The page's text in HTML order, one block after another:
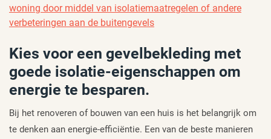
woning door middel van isolatiemaatregelen of andere
verbeteringen aan de buitengevels
Kies voor een gevelbekleding met
goede isolatie-eigenschappen om
energie te besparen.
Bij het renoveren of bouwen van een huis is het belangrijk om
te denken aan energie-efficiëntie. Een van de beste manieren